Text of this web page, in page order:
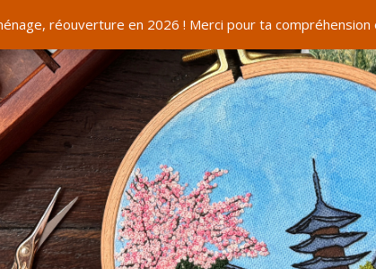
réouverture en 2026 ! Merci pour ta